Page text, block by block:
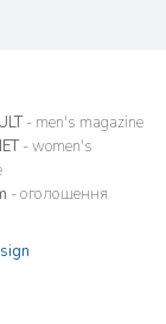
- men's magazine
- women's
- оголошення